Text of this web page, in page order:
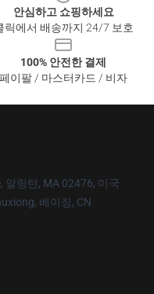
안심하고 쇼핑하세요
릭에서 배송까지 24/7 보호
100% 안전한 결제
페이팔 / 마스터카드 / 비자
알링턴, MA 02476, 미국
베이징, CN